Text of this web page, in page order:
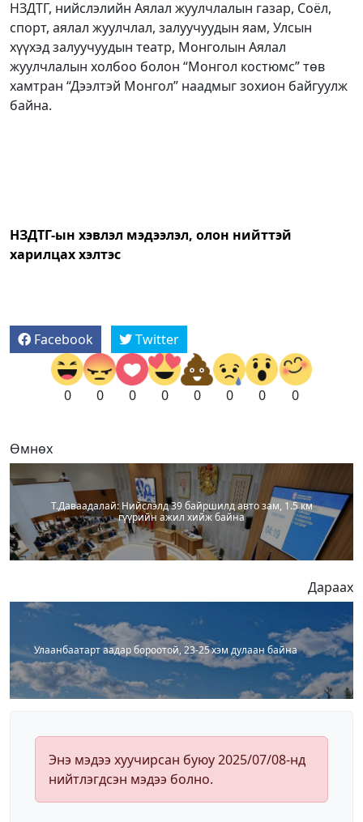
НЗДТГ, нийслэлийн Аялал жуулчлалын газар, Соёл,
спорт, аялал жуулчлал, залуучуудын яам, Улсын
хүүхэд залуучуудын театр, Монголын Аялал
жуулчлалын холбоо болон “Монгол костюмс” төв
хамтран “Дээлтэй Монгол” наадмыг зохион байгуулж
байна.
НЗДТГ-ын хэвлэл мэдээлэл, олон нийттэй
харилцах хэлтэс
Facebook Twitter
0 0 0 0 0 0 0 0
Өмнөх
Т.Даваадалай: Нийслэлд 39 байршилд авто зам, 1.5 км
гүүрийн ажил хийж байна
Дараах
Улаанбаатарт аадар бороотой, 23-25 хэм дулаан байна
Энэ мэдээ хуучирсан буюу 2025/07/08-нд
нийтлэгдсэн мэдээ болно.